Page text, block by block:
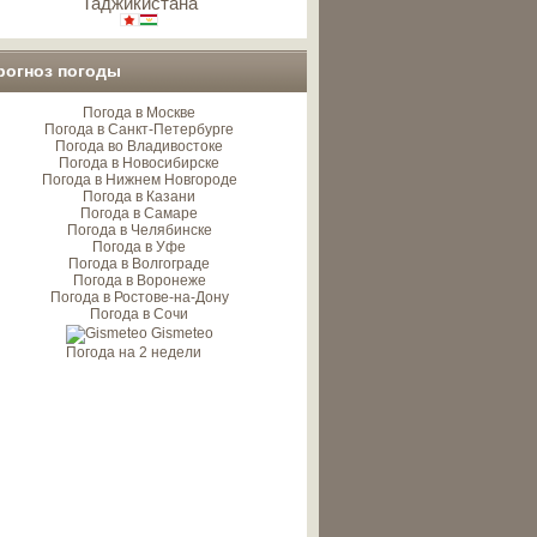
погоды
Погода в Москве
Погода в Санкт-Петербурге
Погода во Владивостоке
Погода в Новосибирске
Погода в Нижнем Новгороде
Погода в Казани
Погода в Самаре
Погода в Челябинске
Погода в Уфе
Погода в Волгограде
Погода в Воронеже
Погода в Ростове-на-Дону
Погода в Сочи
Gismeteo
Погода на 2 недели